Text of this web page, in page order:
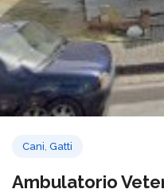
Cani,Gatti